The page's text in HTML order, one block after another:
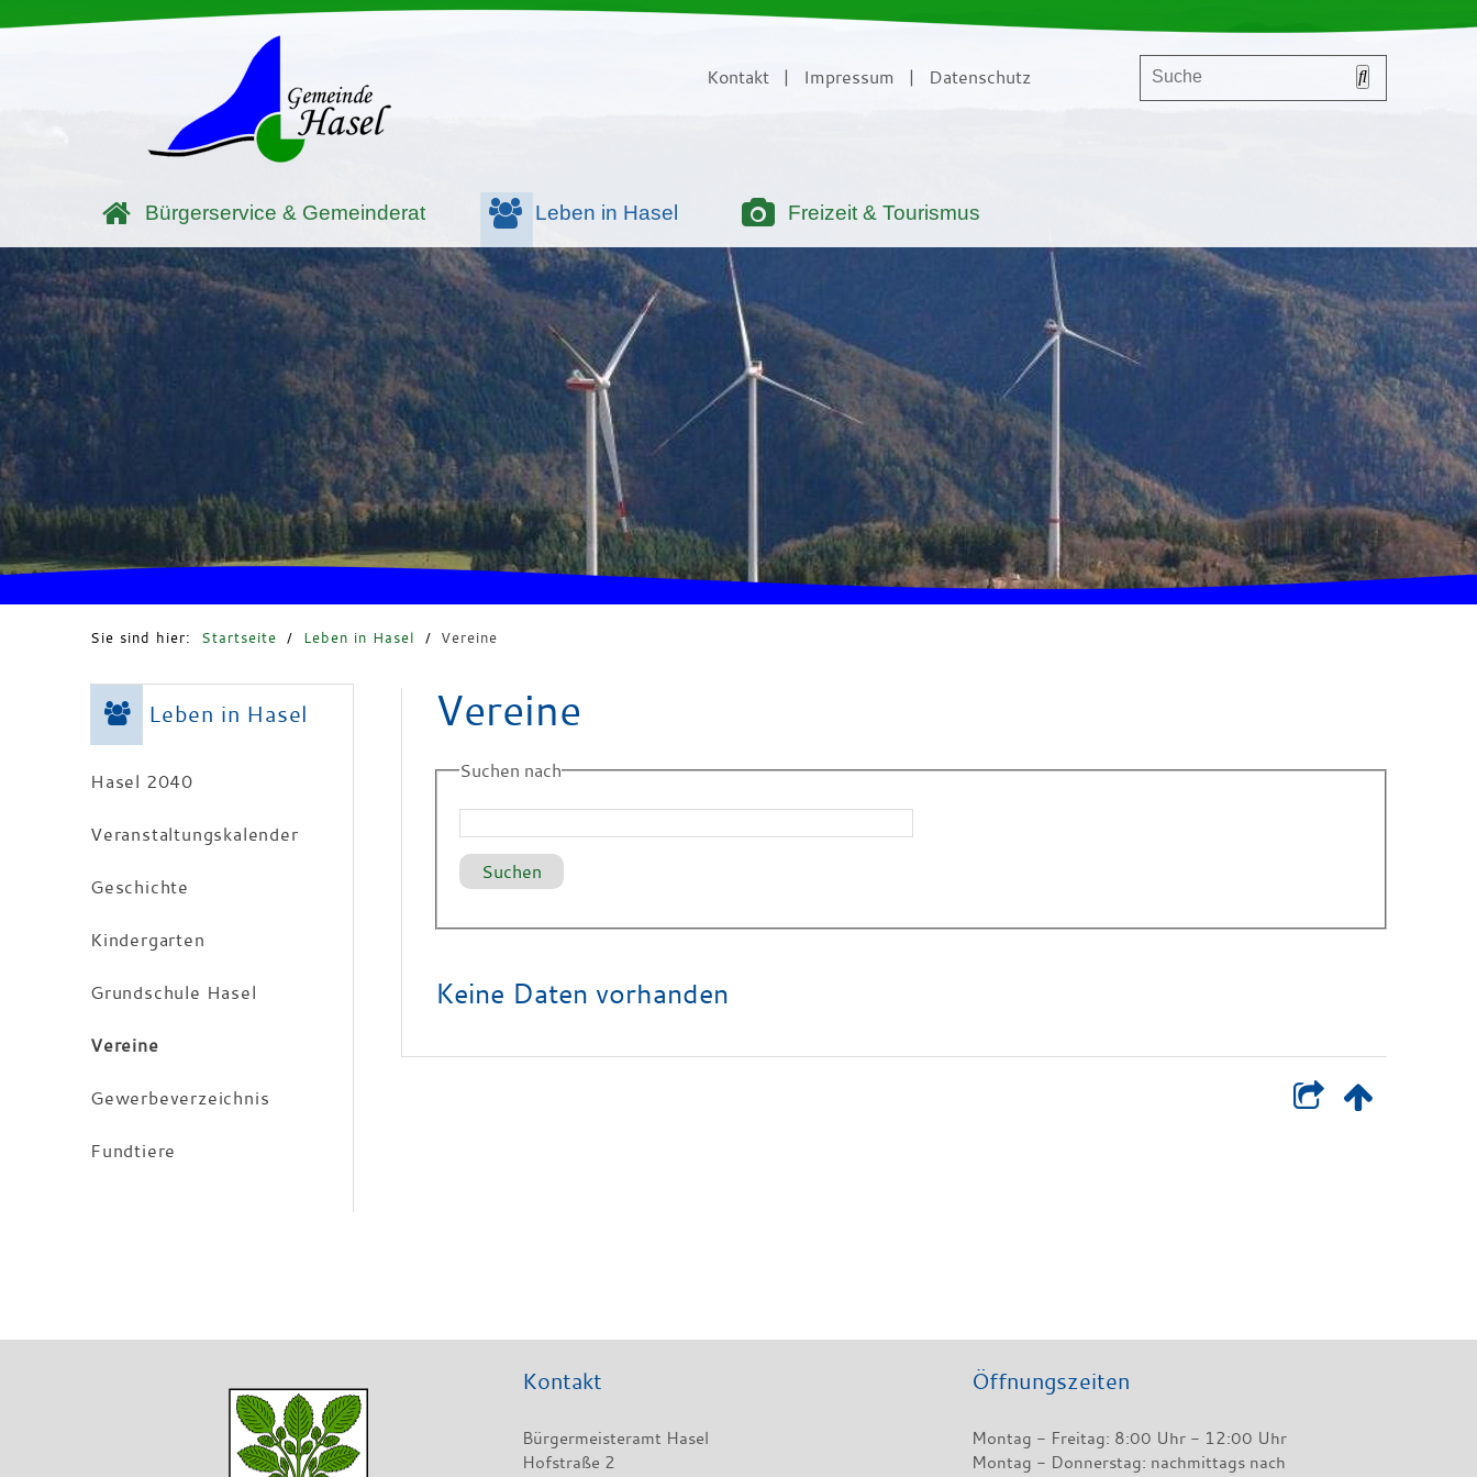
Kontakt | Impressum | Datenschutz
Bürgerservice & Gemeinderat Leben in Hasel Freizeit & Tourismus
Sie sind hier: Startseite / Leben in Hasel / Vereine
Leben in Hasel
Hasel 2040
Veranstaltungskalender
Geschichte
Kindergarten
Grundschule Hasel
Vereine
Gewerbeverzeichnis
Fundtiere
Vereine
Suchen nach
Keine Daten vorhanden
Kontakt
Bürgermeisteramt Hasel
Hofstraße 2
Öffnungszeiten
Montag - Freitag: 8:00 Uhr - 12:00 Uhr
Montag - Donnerstag: nachmittags nach